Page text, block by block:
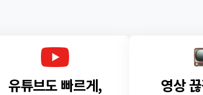
유튜브도 빠르게, 영상